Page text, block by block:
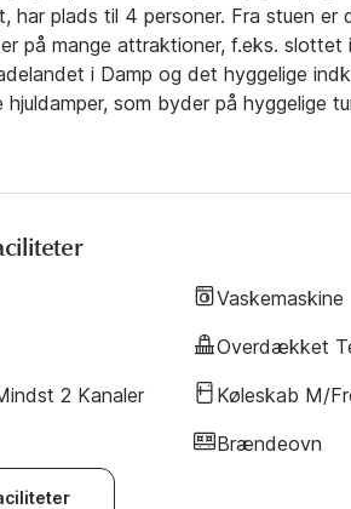
har plads til 4 personer. Fra stuen
på mange attraktioner, f.eks. slottet
i Damp og det hyggelige
hjuldamper, som byder på hyggelige
er dog på lejers eget ansvar/
Vaskemaskine
Overdækket
2 Kanaler
Køleskab M/
Brændeovn